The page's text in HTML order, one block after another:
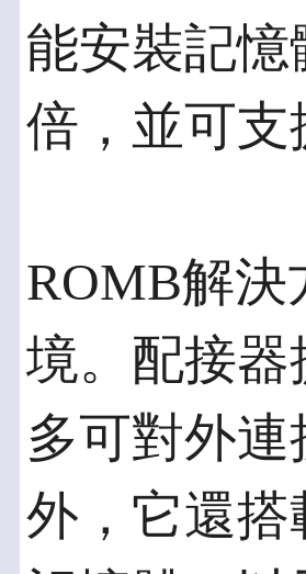
能安裝記
倍，並可
ROMB解
境。配接
多可對外連
外，它還